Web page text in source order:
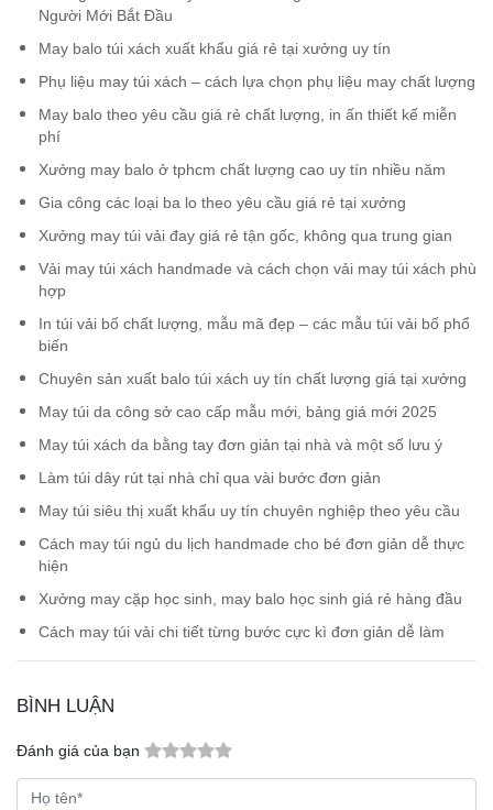
Người Mới Bắt Đầu
May balo túi xách xuất khẩu giá rẻ tại xưởng uy tín
Phụ liệu may túi xách – cách lựa chọn phụ liệu may chất lượng
May balo theo yêu cầu giá rẻ chất lượng, in ấn thiết kế miễn
phí
Xưởng may balo ở tphcm chất lượng cao uy tín nhiều năm
Gia công các loại ba lo theo yêu cầu giá rẻ tại xưởng
Xưởng may túi vải đay giá rẻ tận gốc, không qua trung gian
Vải may túi xách handmade và cách chọn vải may túi xách phù
hợp
In túi vải bố chất lượng, mẫu mã đẹp – các mẫu túi vải bố phổ
biến
Chuyên sản xuất balo túi xách uy tín chất lượng giá tại xưởng
May túi da công sở cao cấp mẫu mới, bảng giá mới 2025
May túi xách da bằng tay đơn giản tại nhà và một số lưu ý
Làm túi dây rút tại nhà chỉ qua vài bước đơn giản
May túi siêu thị xuất khẩu uy tín chuyên nghiệp theo yêu cầu
Cách may túi ngủ du lịch handmade cho bé đơn giản dễ thực
hiện
Xưởng may cặp học sinh, may balo học sinh giá rẻ hàng đầu
Cách may túi vải chi tiết từng bước cực kì đơn giản dễ làm
BÌNH LUẬN
Đánh giá của bạn